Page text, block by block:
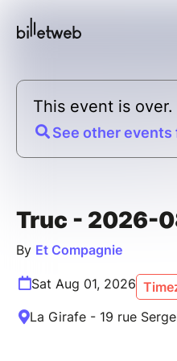
This event is over.
See other
Truc - 2026-
By Et Compagnie
Sat Aug 01, 2026
La Girafe - 19 rue